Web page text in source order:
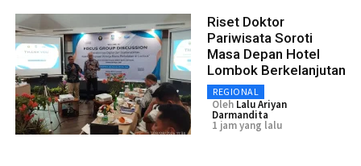
Riset Doktor
Pariwisata Soroti
Masa Depan Hotel
Lombok Berkelanjutan
REGIONAL
Oleh Lalu Ariyan
Darmandita
1 jam yang lalu